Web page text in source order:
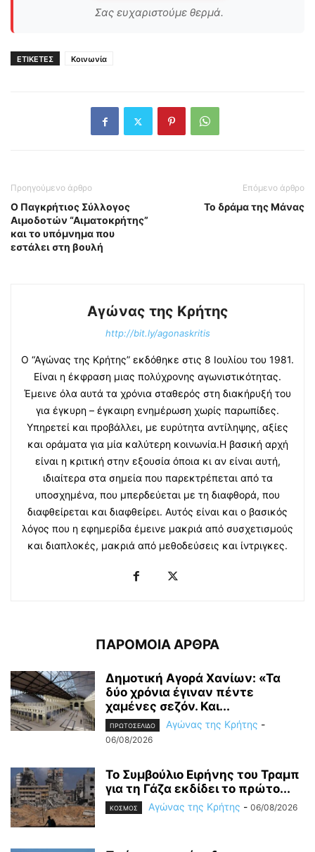
Σας ευχαριστούμε θερμά.
ΕΤΙΚΕΤΕΣ Κοινωνία
Προηγούμενο άρθρο
Ο Παγκρήτιος Σύλλογος
Αιμοδοτών “Αιματοκρήτης”
και το υπόμνημα που
εστάλει στη βουλή
Επόμενο άρθρο
Το δράμα της Μάνας
Αγώνας της Κρήτης
http://bit.ly/agonaskritis
Ο “Αγώνας της Κρήτης” εκδόθηκε στις 8 Ιουλίου του 1981.
Είναι η έκφραση μιας πολύχρονης αγωνιστικότητας.
Έμεινε όλα αυτά τα χρόνια σταθερός στη διακήρυξή του
για έγκυρη – έγκαιρη ενημέρωση χωρίς παρωπίδες.
Υπηρετεί και προβάλλει, με ευρύτητα αντίληψης, αξίες
και οράματα για μία καλύτερη κοινωνία.Η βασική αρχή
είναι η κριτική στην εξουσία όποια κι αν είναι αυτή,
ιδιαίτερα στα σημεία που παρεκτρέπεται από τα
υποσχημένα, που μπερδεύεται με τη διαφθορά, που
διαφθείρεται και διαφθείρει. Αυτός είναι και ο βασικός
λόγος που η εφημερίδα έμεινε μακριά από συσχετισμούς
και διαπλοκές, μακριά από μεθοδεύσεις και ίντριγκες.
ΠΑΡΟΜΟΙΑ ΑΡΘΡΑ
Δημοτική Αγορά Χανίων: «Τα
δύο χρόνια έγιναν πέντε
χαμένες σεζόν. Και...
ΠΡΩΤΟΣΕΛΙΔΟ Αγώνας της Κρήτης -
06/08/2026
Το Συμβούλιο Ειρήνης του Τραμπ
για τη Γάζα εκδίδει το πρώτο...
ΚΟΣΜΟΣ Αγώνας της Κρήτης - 06/08/2026